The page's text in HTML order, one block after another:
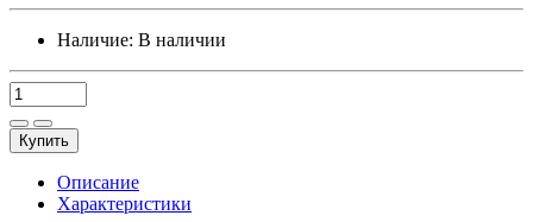
Наличие: В наличии
Купить
Описание
Характеристики